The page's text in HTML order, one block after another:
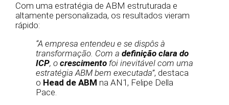
Com uma estratégia de ABM estruturada e
altamente personalizada, os resultados vieram
rápido:
“A empresa entendeu e se dispôs à
transformação. Com a definição clara do
ICP, o crescimento foi inevitável com uma
estratégia ABM bem executada”, destaca
o Head de ABM na AN1, Felipe Della
Pace.